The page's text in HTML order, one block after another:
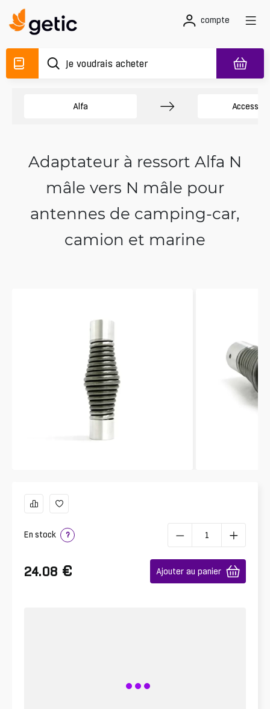
compte
Alfa
Adaptateur à ressort Alfa N
mâle vers N mâle pour
antennes de camping-car,
camion et marine
En stock ?
24.08 € Ajouter au panier